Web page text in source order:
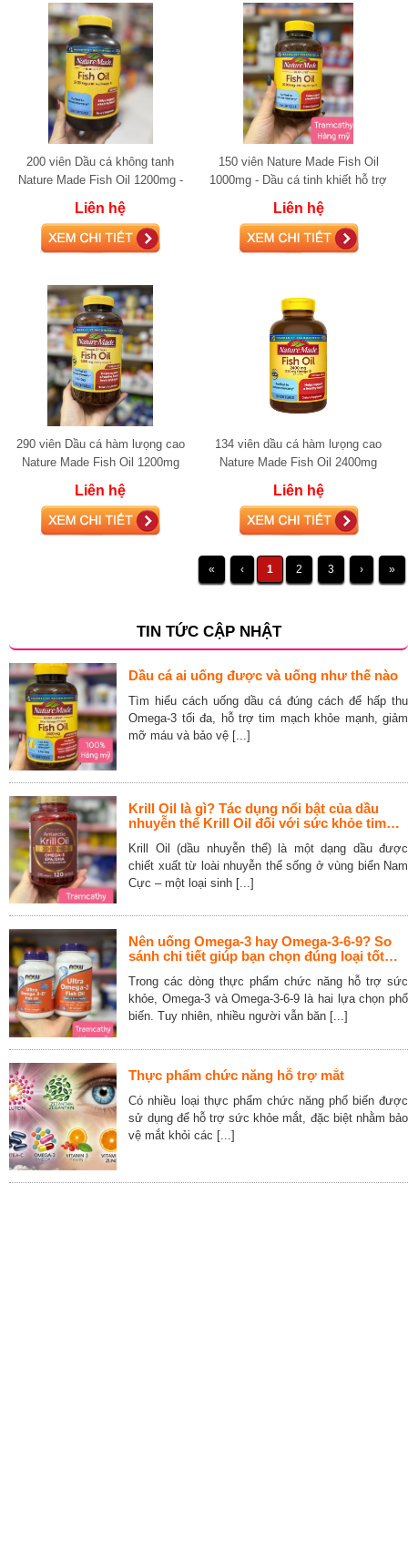
200 viên Dầu cá không tanh
Nature Made Fish Oil 1200mg -
trội
Liên hệ
150 viên Nature Made Fish Oil
1000mg - Dầu cá tinh khiết hỗ trợ
Liên hệ
290 viên Dầu cá hàm lưọng cao
Nature Made Fish Oil 1200mg
Liên hệ
134 viên dầu cá hàm lưọng cao
Nature Made Fish Oil 2400mg
Liên hệ
« ‹ 1 2 3 › »
TIN TỨC CẬP NHẬT
Dầu cá ai uống được và uống như thế nào
Tìm hiểu cách uống dầu cá đúng cách để hấp thu
Omega-3 tối đa, hỗ trợ tim mạch khỏe mạnh, giảm
mỡ máu và bảo vệ [...]
Krill Oil là gì? Tác dụng nổi bật của dầu
nhuyễn thể Krill Oil đối với sức khỏe tim
Krill Oil (dầu nhuyễn thể) là một dạng dầu được
chiết xuất từ loài nhuyễn thể sống ở vùng biển Nam
Cực – một loại sinh [...]
Nên uống Omega-3 hay Omega-3-6-9? So
sánh chi tiết giúp bạn chọn đúng loại tốt
Trong các dòng thực phẩm chức năng hỗ trợ sức
khỏe, Omega-3 và Omega-3-6-9 là hai lựa chọn phổ
biến. Tuy nhiên, nhiều người vẫn băn [...]
Thực phẩm chức năng hỗ trợ mắt
Có nhiều loại thực phẩm chức năng phổ biến được
sử dụng để hỗ trợ sức khỏe mắt, đặc biệt nhằm bảo
vệ mắt khỏi các [...]